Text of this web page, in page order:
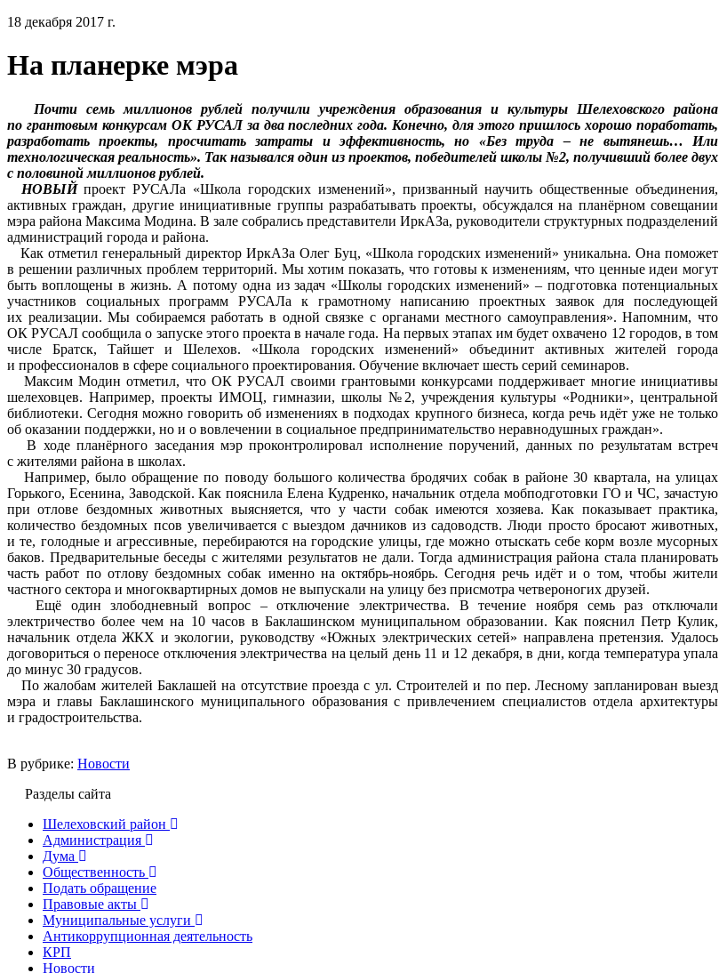
18 декабря 2017 г.
На планерке мэра
Почти семь миллионов рублей получили учреждения образования и культуры Шелеховского района
по грантовым конкурсам ОК РУСАЛ за два последних года. Конечно, для этого пришлось хорошо поработать,
разработать проекты, просчитать затраты и эффективность, но «Без труда – не вытянешь… Или
технологическая реальность». Так назывался один из проектов, победителей школы №2, получивший более двух
с половиной миллионов рублей.
НОВЫЙпроект РУСАЛа «Школа городских изменений», призванный научить общественные объединения,
активных граждан, другие инициативные группы разрабатывать проекты, обсуждался на планёрном совещании
мэра района Максима Модина. В зале собрались представители ИркАЗа, руководители структурных подразделений
администраций города и района.
Как отметил генеральный директор ИркАЗа Олег Буц, «Школа городских изменений» уникальна. Она поможет
в решении различных проблем территорий. Мы хотим показать, что готовы к изменениям, что ценные идеи могут
быть воплощены в жизнь. А потому одна из задач «Школы городских изменений» – подготовка потенциальных
участников социальных программ РУСАЛа к грамотному написанию проектных заявок для последующей
их реализации. Мы собираемся работать в одной связке с органами местного самоуправления». Напомним, что
ОК РУСАЛ сообщила о запуске этого проекта в начале года. На первых этапах им будет охвачено 12 городов, в том
числе Братск, Тайшет и Шелехов. «Школа городских изменений» объединит активных жителей города
и профессионалов в сфере социального проектирования. Обучение включает шесть серий семинаров.
Максим Модин отметил, что ОК РУСАЛ своими грантовыми конкурсами поддерживает многие инициативы
шелеховцев. Например, проекты ИМОЦ, гимназии, школы №2, учреждения культуры «Родники», центральной
библиотеки. Сегодня можно говорить об изменениях в подходах крупного бизнеса, когда речь идёт уже не только
об оказании поддержки, но и о вовлечении в социальное предпринимательство неравнодушных граждан».
В ходе планёрного заседания мэр проконтролировал исполнение поручений, данных по результатам встреч
с жителями района в школах.
Например, было обращение по поводу большого количества бродячих собак в районе 30 квартала, на улицах
Горького, Есенина, Заводской. Как пояснила Елена Кудренко, начальник отдела мобподготовки ГО и ЧС, зачастую
при отлове бездомных животных выясняется, что у части собак имеются хозяева. Как показывает практика,
количество бездомных псов увеличивается с выездом дачников из садоводств. Люди просто бросают животных,
и те, голодные и агрессивные, перебираются на городские улицы, где можно отыскать себе корм возле мусорных
баков. Предварительные беседы с жителями результатов не дали. Тогда администрация района стала планировать
часть работ по отлову бездомных собак именно на октябрь-ноябрь. Сегодня речь идёт и о том, чтобы жители
частного сектора и многоквартирных домов не выпускали на улицу без присмотра четвероногих друзей.
Ещё один злободневный вопрос – отключение электричества. В течение ноября семь раз отключали
электричество более чем на 10 часов в Баклашинском муниципальном образовании. Как пояснил Петр Кулик,
начальник отдела ЖКХ и экологии, руководству «Южных электрических сетей» направлена претензия. Удалось
договориться о переносе отключения электричества на целый день 11 и 12 декабря, в дни, когда температура упала
до минус 30 градусов.
По жалобам жителей Баклашей на отсутствие проезда с ул. Строителей и по пер. Лесному запланирован выезд
мэра и главы Баклашинского муниципального образования с привлечением специалистов отдела архитектуры
и градостроительства.
В рубрике: Новости
Разделы сайта
Шелеховский район
Администрация
Дума
Общественность
Подать обращение
Правовые акты
Муниципальные услуги
Антикоррупционная деятельность
КРП
Новости